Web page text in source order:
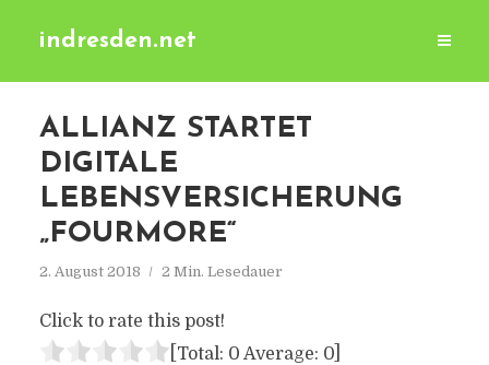
indresden.net
ALLIANZ STARTET
DIGITALE
LEBENSVERSICHERUNG
„FOURMORE“
2. August 2018 2 Min. Lesedauer
Click to rate this post!
[Total: 0 Average: 0]